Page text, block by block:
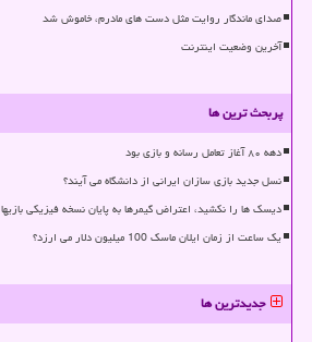
صدای ماندگار روایت مثل دست های مادرم، خاموش شد
آخرین وضعیت اینترنت
پربحث ترین ها
دهه ۸۰ آغاز تعامل رسانه و بازی بود
نسل جدید بازی سازان ایرانی از دانشگاه می آیند؟
دیسک ها را نکشید، اعتراض گیمرها به پایان نسخه فیزیکی بازیها
یک ساعت از زمان ایلان ماسک 100 میلیون دلار می ارزد؟
جدیدترین ها